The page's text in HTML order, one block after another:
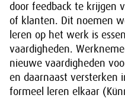
door feedback te krijgen
of klanten. Dit noemen
leren op het werk is
vaardigheden.
nieuwe vaardigheden
en daarnaast versterken
formeel leren elkaar